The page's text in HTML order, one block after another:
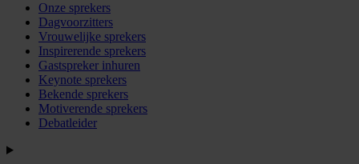
Onze sprekers
Dagvoorzitters
Vrouwelijke sprekers
Inspirerende sprekers
Gastspreker inhuren
Keynote sprekers
Bekende sprekers
Motiverende sprekers
Debatleider